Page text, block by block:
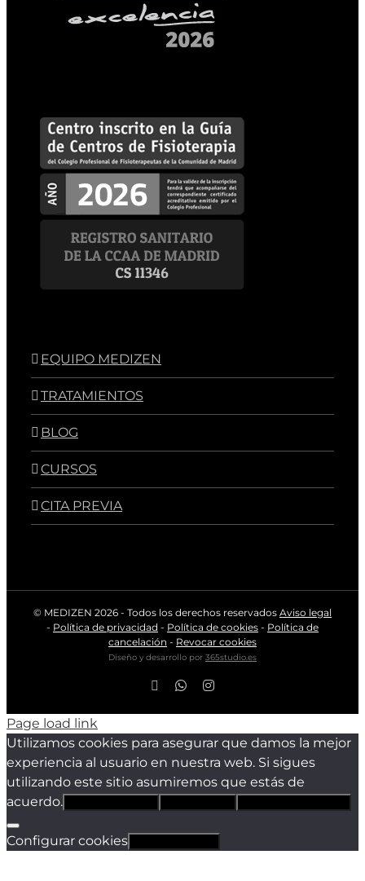
EQUIPO MEDIZEN
TRATAMIENTOS
BLOG
CURSOS
CITA PREVIA
© MEDIZEN 2026 - Todos los derechos reservados Aviso legal
- Política de privacidad - Política de cookies - Política de
cancelación - Revocar cookies
Diseño y desarrollo por 365studio.es
FacebookWhatsAppInstagram
Page load link
Utilizamos cookies para asegurar que damos la mejor
experiencia al usuario en nuestra web. Si sigues
utilizando este sitio asumiremos que estás de
acuerdo.
Configurar cookies